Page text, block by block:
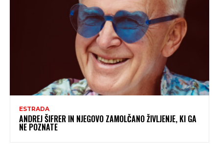
ESTRADA
ANDREJ ŠIFRER IN NJEGOVO ZAMOLČANO ŽIVLJENJE, KI GA
NE POZNATE